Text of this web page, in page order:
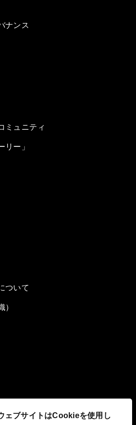
ェブサイトはCookieを使用し
ナンス
ミュニティ
リー」
ついて
り組み